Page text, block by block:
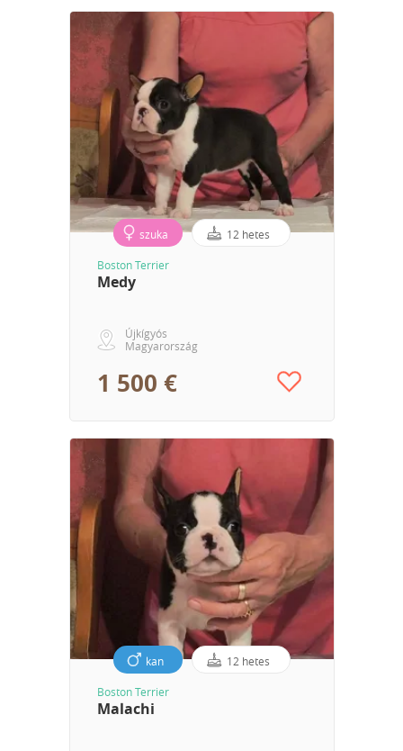
szuka 12 hetes
Boston Terrier
Medy
Újkígyós
Magyarország
1 500 €
kan 12 hetes
Boston Terrier
Malachi